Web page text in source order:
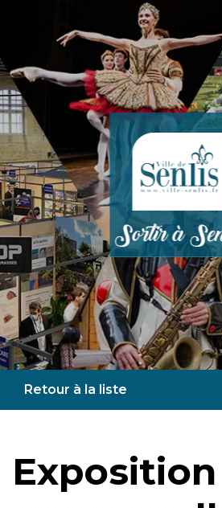
Retour à la liste
Exposition